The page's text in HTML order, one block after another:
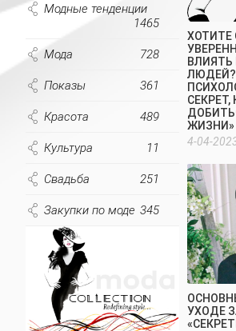
Модные тенденции
1465
Мода 728
Показы 361
Красота 489
Культура 11
Свадьба 251
Закупки по моде 345
ХОТИТЕ
ВЛИЯТЬ
ЛЮДЕЙ?
СЕКРЕТ,
ЖИЗНИ»
4-04-
УХОДЕ